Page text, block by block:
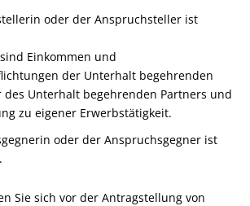
oder der Anspruchsteller ist
Einkommen und
der Unterhalt begehrenden
des Unterhalt begehrenden Partners und
zu eigener Erwerbstätigkeit.
oder der Anspruchsgegner ist
Sie sich vor der Antragstellung von